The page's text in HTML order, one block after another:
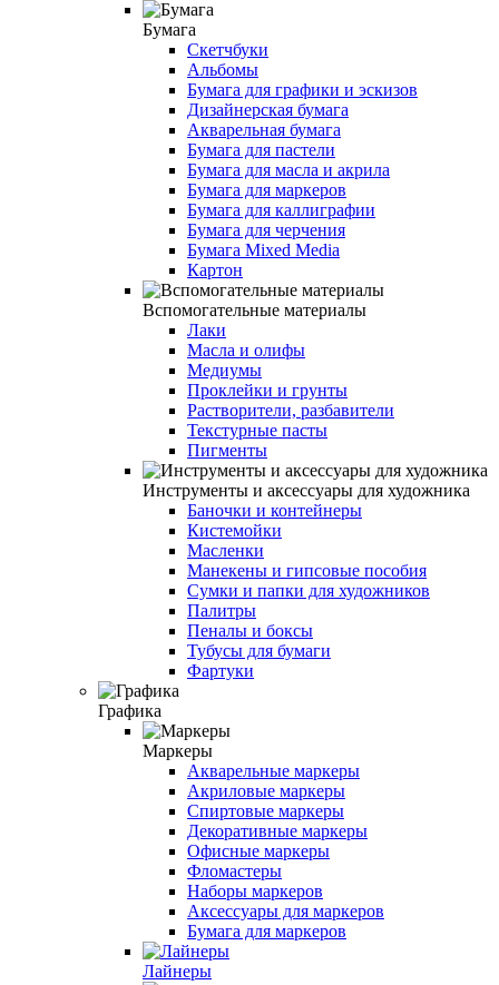
Бумага
Скетчбуки
Альбомы
Бумага для графики и эскизов
Дизайнерская бумага
Акварельная бумага
Бумага для пастели
Бумага для масла и акрила
Бумага для маркеров
Бумага для каллиграфии
Бумага для черчения
Бумага Mixed Media
Картон
Вспомогательные материалы
Лаки
Масла и олифы
Медиумы
Проклейки и грунты
Растворители, разбавители
Текстурные пасты
Пигменты
Инструменты и аксессуары для художника
Баночки и контейнеры
Кистемойки
Масленки
Манекены и гипсовые пособия
Сумки и папки для художников
Палитры
Пеналы и боксы
Тубусы для бумаги
Фартуки
Графика
Маркеры
Акварельные маркеры
Акриловые маркеры
Спиртовые маркеры
Декоративные маркеры
Офисные маркеры
Фломастеры
Наборы маркеров
Аксессуары для маркеров
Бумага для маркеров
Лайнеры